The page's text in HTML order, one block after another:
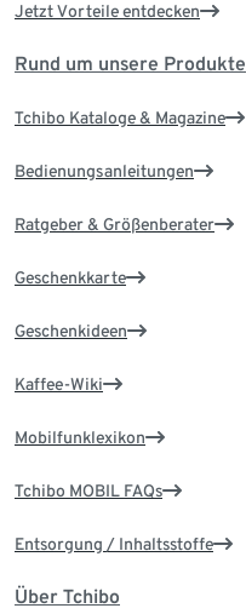
Jetzt Vorteile entdecken
Rund um unsere Produkte
Tchibo Kataloge & Magazine
Bedienungsanleitungen
Ratgeber & Größenberater
Geschenkkarte
Geschenkideen
Kaffee-Wiki
Mobilfunklexikon
Tchibo MOBIL FAQs
Entsorgung / Inhaltsstoffe
Über Tchibo